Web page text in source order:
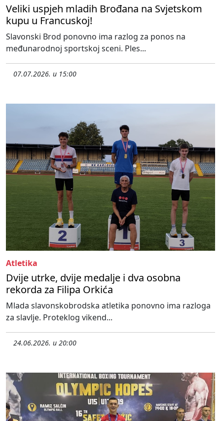
Veliki uspjeh mladih Brođana na Svjetskom
kupu u Francuskoj!
Slavonski Brod ponovno ima razlog za ponos na
međunarodnoj sportskoj sceni. Ples...
07.07.2026. u 15:00
Atletika
Dvije utrke, dvije medalje i dva osobna
rekorda za Filipa Orkića
Mlada slavonskobrodska atletika ponovno ima razloga
za slavlje. Proteklog vikend...
24.06.2026. u 20:00